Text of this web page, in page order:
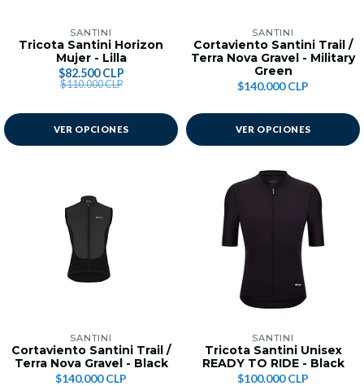
SANTINI
Tricota Santini Horizon
Mujer - Lilla
$82.500 CLP
$110.000 CLP
VER OPCIONES
SANTINI
Cortaviento Santini Trail /
Terra Nova Gravel - Military
Green
$140.000 CLP
VER OPCIONES
SANTINI
Cortaviento Santini Trail /
Terra Nova Gravel - Black
$140.000 CLP
SANTINI
Tricota Santini Unisex
READY TO RIDE - Black
$100.000 CLP